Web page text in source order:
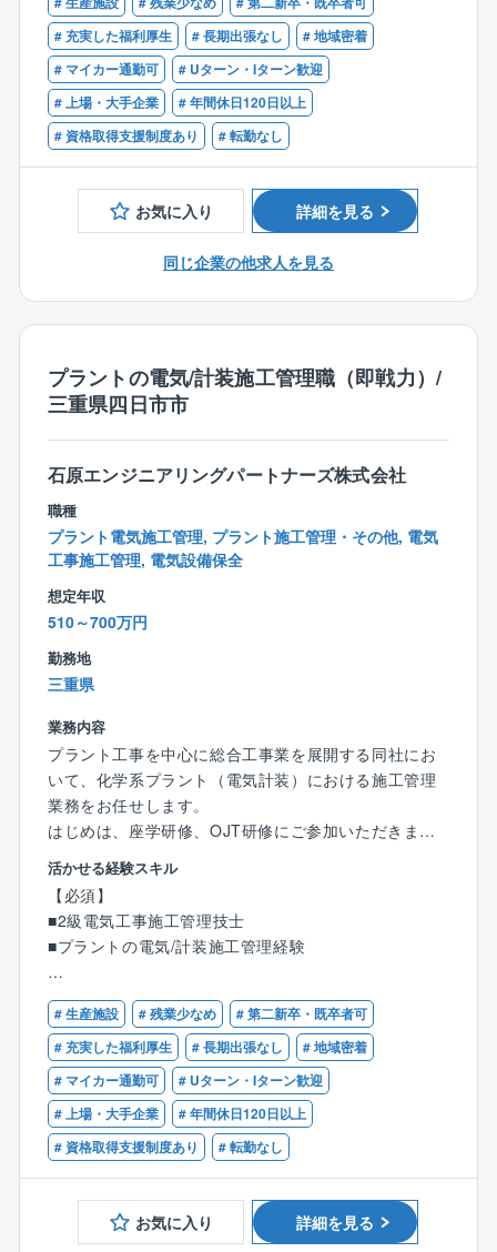
【企業について】
機械、電気・計装、土木・建築、設計の各部門を有す
る総合プラントエンジニアリング会社です。
親会社である石原産業株式会社（東証プライム上場）
の工場メンテナンスや新設の安定した売上が約70％、
また四日市（本社）近辺の化学系コンビナートからの
民間工事の売上が約30％です。
安定した売上基盤と、売上拡大に向けた新規受注への
バランスがよく、安定的に事業を拡大している会社で
す。
【仕事の特徴】
■業務の約9割が四日市のため、遠方出張はほぼありま
せん
■工期は1週間～6ヶ月となっています。
■現場とデスクワークの割合は、6：4程度です。
す。本社より近い現場の場合は社内にて業務となりま
す。
■年間休日124日
■転勤なし
取得）
■残業平均20時間（繁忙期を除く）
【組織構成】
電気計装部には、17名（本部長、副本部長、部長、グ
ループリ ーダー、マネージャー、主任、スタッフ11
名）が在籍しています。
【教育/資格取得支援】
資格受験料の支給、講習会費用の負担など資格支援制
度が充実しており、技術者として成長する機会が豊富
部署内では不定期開催にはなりますが、勉強会なども
催しております。
【研修制度】
親会社主体の研修から外部研修、OJT研修と他にも多
岐にわたる研修を行っていただけます。
【同社の特徴】
2012年1月に石原化工建設株式会社から分割し、技術
業に関わる全てのサービスを提供しております。
「石原産業四日市工場で生まれ、育ち、日本のどこに
でも、さらには世界にも通用する、工場設備に関わる
すべてのサービスを提供する会社」を目指しておりま
す。
# 充実した福利厚生
# 長期出張なし
# 地域密着
# マイカー通勤可
# Uターン・Iターン歓迎
# 上場・大手企業
# 年間休日120日以上
# 資格取得支援制度あり
# 転勤なし
お気に入り 詳細を見る
同じ企業の他求人を見る
プラントの電気/計装施工管理職（即戦力）/
三重県四日市市
石原エンジニアリングパートナーズ株式会社
職種
プラント電気施工管理, プラント施工管理・その他, 電気
工事施工管理, 電気設備保全
想定年収
510～700万円
勤務地
三重県
業務内容
プラント工事を中心に総合工事業を展開する同社にお
いて、化学系プラント（電気計装）における施工管理
業務をお任せします。
はじめは、座学研修、OJT研修にご参加いただきま
す。
※研修の期間に関しましては、ご本人様のレベルに合わ
せまして変動致します。
当ポジションは2級以上の資格を持つ即戦力の方を歓迎
しています！
【業務詳細】
東ソー、高純度シリコン、三菱ガス化学、古河電気工
業等の工場向けプラント施工管理業務全般をお任せし
ます。具体的には、発注／現場作業員の管理／安全管
理／納期管理／計画立案／受注／見積りの作成などで
す。
■業務の約9割が四日市のため、遠方出張はほぼありま
せん
活かせる経験スキル
【必須】
■2級電気工事施工管理技士
■プラントの電気/計装施工管理経験
【歓迎】
■1級電気工事施工管理技士補以上
# 生産施設 # 残業少なめ
# 第二新卒・既卒者可
# 充実した福利厚生
# 長期出張なし
# 地域密着
# マイカー通勤可
# Uターン・Iターン歓迎
# 上場・大手企業
# 年間休日120日以上
# 資格取得支援制度あり
# 転勤なし
お気に入り 詳細を見る